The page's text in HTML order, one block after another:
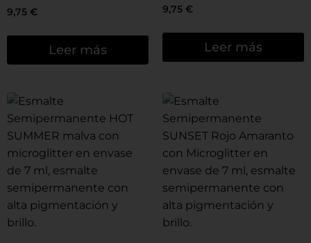
9,75 €
Leer más
9,75 €
Leer más